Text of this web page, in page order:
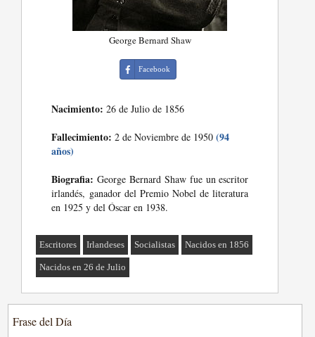
George Bernard Shaw
Facebook
Nacimiento: 26 de Julio de 1856
Fallecimiento: 2 de Noviembre de 1950(94
años)
Biografia: George Bernard Shaw fue un escritor
irlandés, ganador del Premio Nobel de literatura
en 1925 y del Óscar en 1938.
Escritores Irlandeses Socialistas Nacidos en 1856
Nacidos en 26 de Julio
Frase del Día